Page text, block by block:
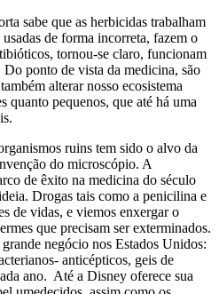
sabe que as herbicidas trabalham
de forma incorreta, fazem o
tornou-se claro, funcionam
ponto de vista da medicina, são
alterar nosso ecosistema
quanto pequenos, que até há uma
ruins tem sido o alvo da
do microscópio. A
de êxito na medicina do século
Drogas tais como a penicilina e
de vidas, e viemos enxergar o
que precisam ser exterminados.
negócio nos Estados Unidos:
anticépticos, geis de
ano. Até a Disney oferece sua